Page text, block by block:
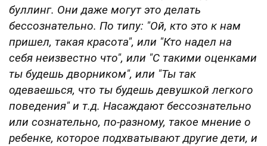
буллинг. Они даже могут это делать
бессознательно. По типу: "Ой, кто это к нам
пришел, такая красота", или "Кто надел на
себя неизвестно что", или "С такими оценками
ты будешь дворником", или "Ты так
одеваешься, что ты будешь девушкой легкого
поведения" и т.д. Насаждают бессознательно
или сознательно, по-разному, такое мнение о
ребенке, которое подхватывают другие дети, и